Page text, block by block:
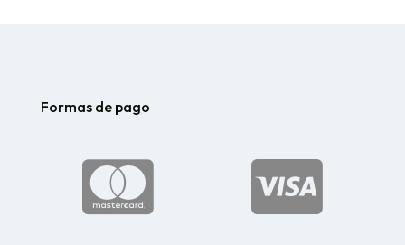
Formas de pago

